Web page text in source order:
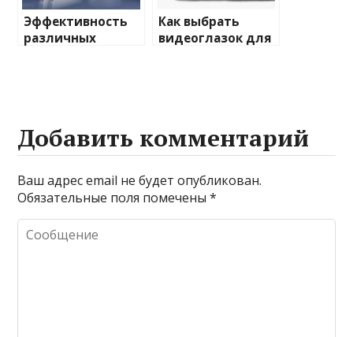
Эффективность
различных
Как выбрать
видеоглазок для
Добавить комментарий
Ваш адрес email не будет опубликован.
Обязательные поля помечены*